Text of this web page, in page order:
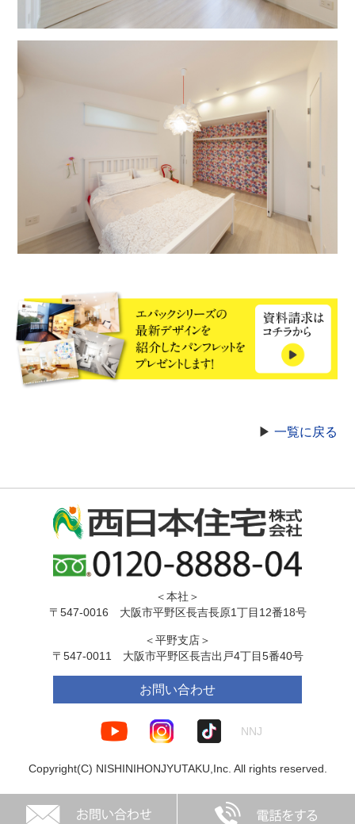
▶ 一覧に戻る
＜本社＞
〒547-0016 大阪市平野区長吉長原1丁目12番18号
＜平野支店＞
〒547-0011 大阪市平野区長吉出戸4丁目5番40号
お問い合わせ
NNJ
Copyright(C) NISHINIHONJYUTAKU,Inc. All rights reserved.